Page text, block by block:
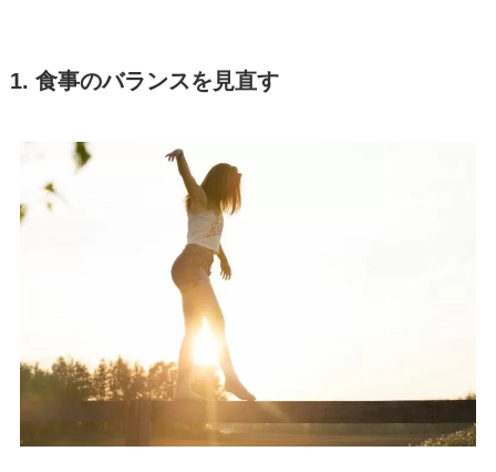
1. 食事のバランスを見直す